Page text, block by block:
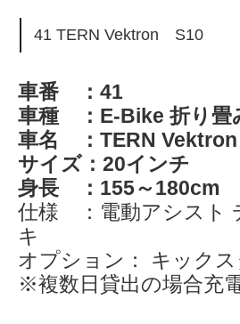
41 TERN Vektron S10
車番 ：41
車種 ：E-Bike 折り畳
車名 ：TERN
サイズ：20インチ
身長 ：155～180cm
仕様 ：電動アシスト
キ
オプション： キックス
※複数日貸出の場合充